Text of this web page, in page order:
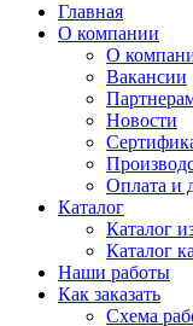
Главная
О компании
О
Вакансии
Новости
Оплата и
Каталог
Каталог
Каталог
Наши работы
Как заказать
Схема